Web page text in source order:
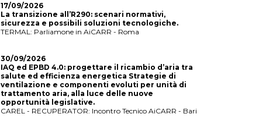
17/09/2026
La transizione all’R290: scenari normativi,
sicurezza e possibili soluzioni tecnologiche.
TERMAL: Parliamone in AiCARR - Roma
30/09/2026
IAQ ed EPBD 4.0: progettare il ricambio d’aria tra
salute ed efficienza energetica Strategie di
ventilazione e componenti evoluti per unità di
trattamento aria, alla luce delle nuove
opportunità legislative.
CAREL - RECUPERATOR: Incontro Tecnico AiCARR - Bari